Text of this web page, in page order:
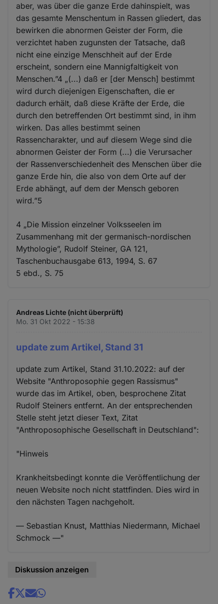
aber, was über die ganze Erde dahinspielt, was
das gesamte Menschentum in Rassen gliedert, das
bewirken die abnormen Geister der Form, die
verzichtet haben zugunsten der Tatsache, daß
nicht eine einzige Menschheit auf der Erde
erscheint, sondern eine Mannigfaltigkeit von
Menschen.”4 „(...) daß er [der Mensch] bestimmt
wird durch diejenigen Eigenschaften, die er
dadurch erhält, daß diese Kräfte der Erde, die
durch den betreffenden Ort bestimmt sind, in ihm
wirken. Das alles bestimmt seinen
Rassencharakter, und auf diesem Wege sind die
abnormen Geister der Form (...) die Verursacher
der Rassenverschiedenheit des Menschen über die
ganze Erde hin, die also von dem Orte auf der
Erde abhängt, auf dem der Mensch geboren
wird.”5
4 „Die Mission einzelner Volksseelen im
Zusammenhang mit der germanisch-nordischen
Mythologie”, Rudolf Steiner, GA 121,
Taschenbuchausgabe 613, 1994, S. 67
5 ebd., S. 75
Andreas Lichte (nicht überprüft)
Mo. 31 Okt 2022 - 15:38
update zum Artikel, Stand 31
update zum Artikel, Stand 31.10.2022: auf der
Website "Anthroposophie gegen Rassismus"
wurde das im Artikel, oben, besprochene Zitat
Rudolf Steiners entfernt. An der entsprechenden
Stelle steht jetzt dieser Text, Zitat
"Anthroposophische Gesellschaft in Deutschland":
"Hinweis
Krankheitsbedingt konnte die Veröffentlichung der
neuen Website noch nicht stattfinden. Dies wird in
den nächsten Tagen nachgeholt.
— Sebastian Knust, Matthias Niedermann, Michael
Schmock —"
Diskussion anzeigen
Share